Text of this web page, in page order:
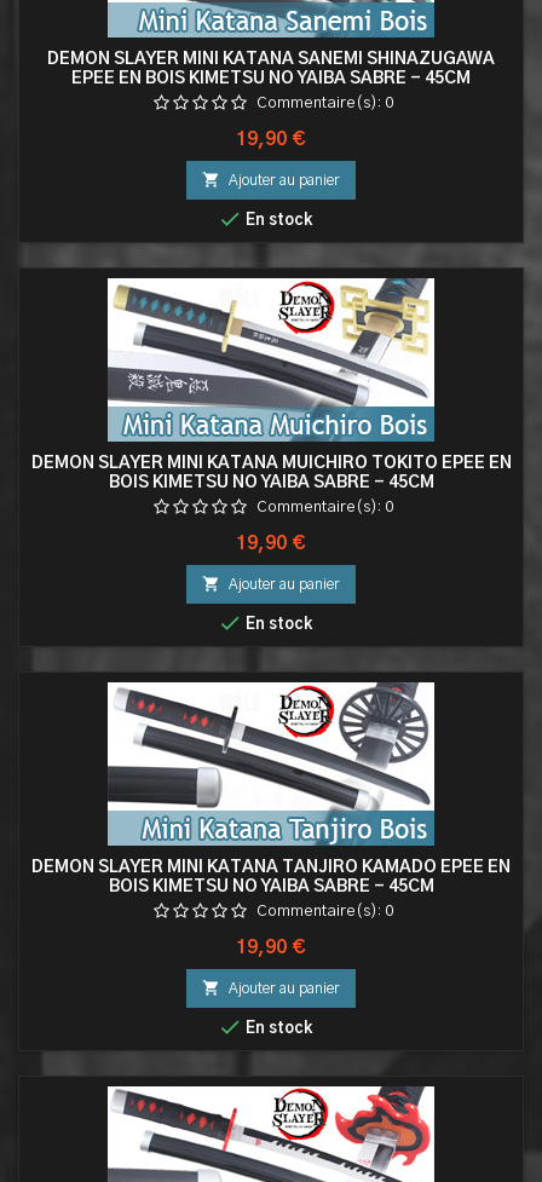
DEMON SLAYER MINI KATANA SANEMI SHINAZUGAWA
EPEE EN BOIS KIMETSU NO YAIBA SABRE - 45CM
Commentaire(s): 0
Prix
19,90 €
 Ajouter au panier
 En stock
DEMON SLAYER MINI KATANA MUICHIRO TOKITO EPEE EN
BOIS KIMETSU NO YAIBA SABRE - 45CM
Commentaire(s): 0
Prix
19,90 €
 Ajouter au panier
 En stock
DEMON SLAYER MINI KATANA TANJIRO KAMADO EPEE EN
BOIS KIMETSU NO YAIBA SABRE - 45CM
Commentaire(s): 0
Prix
19,90 €
 Ajouter au panier
 En stock